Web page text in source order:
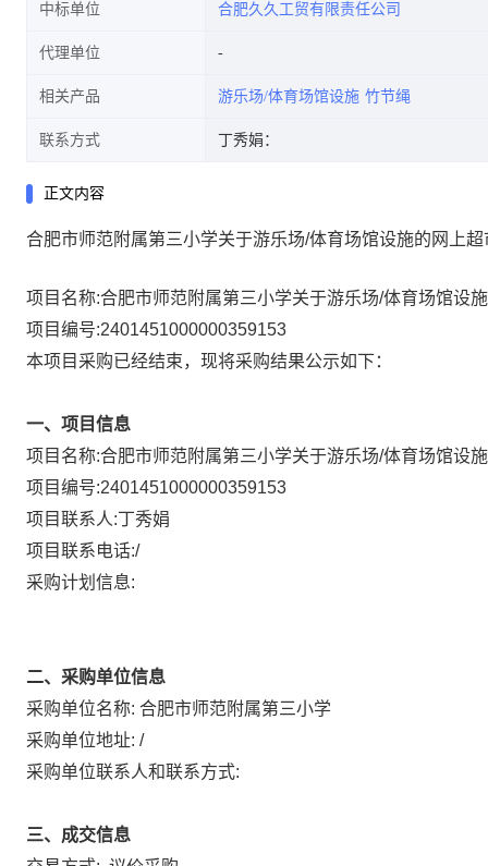
中标单位 合肥久久工贸有限责任公司
代理单位
相关产品 游乐场/体育场馆设施 竹节绳
联系方式 丁秀娟：
正文内容
合肥市师范附属第三小学关于游乐场/体育场馆设施的网上
项目名称:合肥市师范附属第三小学关于游乐场/体育场馆设
项目编号:2401451000000359153
本项目采购已经结束，现将采购结果公示如下：
一、项目信息
项目名称:合肥市师范附属第三小学关于游乐场/体育场馆设
项目编号:2401451000000359153
项目联系人:丁秀娟
项目联系电话:/
采购计划信息:
二、采购单位信息
采购单位名称: 合肥市师范附属第三小学
采购单位地址: /
采购单位联系人和联系方式:
三、成交信息